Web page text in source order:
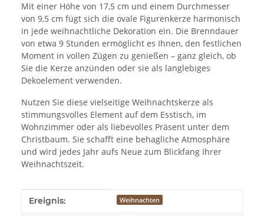
Mit einer Höhe von 17,5 cm und einem Durchmesser
von 9,5 cm fügt sich die ovale Figurenkerze harmonisch
in jede weihnachtliche Dekoration ein. Die Brenndauer
von etwa 9 Stunden ermöglicht es Ihnen, den festlichen
Moment in vollen Zügen zu genießen – ganz gleich, ob
Sie die Kerze anzünden oder sie als langlebiges
Dekoelement verwenden.
Nutzen Sie diese vielseitige Weihnachtskerze als
stimmungsvolles Element auf dem Esstisch, im
Wohnzimmer oder als liebevolles Präsent unter dem
Christbaum. Sie schafft eine behagliche Atmosphäre
und wird jedes Jahr aufs Neue zum Blickfang Ihrer
Weihnachtszeit.
Produkteigenschaft
Wert
Ereignis: Weihnachten